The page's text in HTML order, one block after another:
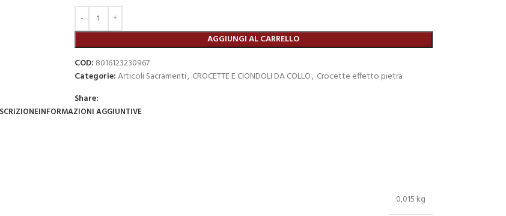
AGGIUNGI AL CARRELLO
COD: 8016123230967
Categorie:Articoli Sacramenti, CROCETTE E CIONDOLI DA COLLO, Crocette effetto pietra
Share:
INFORMAZIONI AGGIUNTIVE
0,015 kg